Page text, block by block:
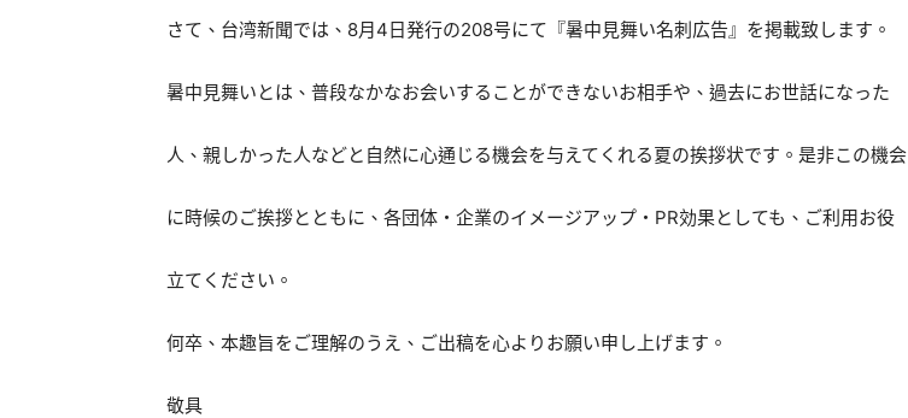
さて、台湾新聞では、8月4日発行の208号にて『暑中見舞い名刺広告』を掲載致します。
暑中見舞いとは、普段なかなお会いすることができないお相手や、過去にお世話になった
人、親しかった人などと自然に心通じる機会を与えてくれる夏の挨拶状です。是非この機会
に時候のご挨拶とともに、各団体・企業のイメージアップ・PR効果としても、ご利用お役
立てください。
何卒、本趣旨をご理解のうえ、ご出稿を心よりお願い申し上げます。
敬具